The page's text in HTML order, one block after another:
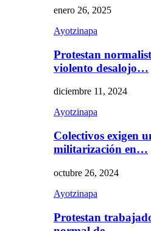
enero 26, 2025
Ayotzinapa
Protestan
violento desalojo…
diciembre 11, 2024
Ayotzinapa
Colectivos exigen
militarización en…
octubre 26, 2024
Ayotzinapa
Protestan